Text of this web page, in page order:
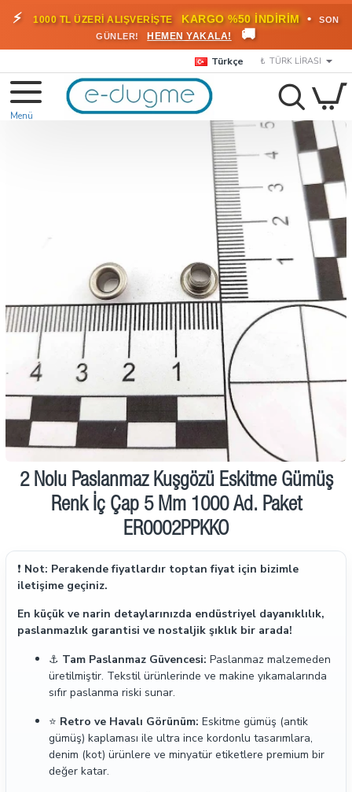
🎁 2000 TL ÜZERİ SİPARİŞLERDE KARGO BEDAVA! •
HEMEN
FAYDALANIN
🚚
Türkçe ₺ TÜRK LIRASI
İndirimde
2 Nolu Paslanmaz Kuşgözü Eskitme Gümüş
Renk İç Çap 5 Mm 1000 Ad. Paket
ER0002PPKKO
❗ Not: Perakende fiyatlardır toptan fiyat için bizimle
iletişime geçiniz.
En küçük ve narin detaylarınızda endüstriyel dayanıklılık,
paslanmazlık garantisi ve nostaljik şıklık bir arada!
⚓ Tam Paslanmaz Güvencesi: Paslanmaz malzemeden
üretilmiştir. Tekstil ürünlerinde ve makine yıkamalarında
sıfır paslanma riski sunar.
⭐ Retro ve Havalı Görünüm: Eskitme gümüş (antik
gümüş) kaplaması ile ultra ince kordonlu tasarımlara,
denim (kot) ürünlere ve minyatür etiketlere premium bir
değer katar.